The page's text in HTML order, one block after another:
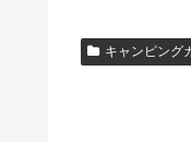
キャンピング